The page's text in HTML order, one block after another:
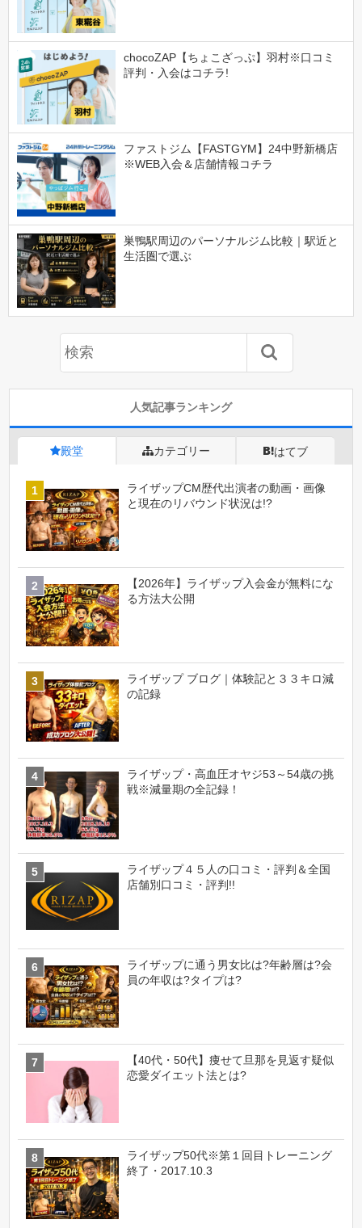
chocoZAP【ちょこざっぷ】羽村※口コミ
評判・入会はコチラ!
ファストジム【FASTGYM】24中野新橋店
※WEB入会＆店舗情報コチラ
巣鴨駅周辺のパーソナルジム比較｜駅近と
生活圏で選ぶ
人気記事ランキング
殿堂 カテゴリー はてブ
ライザップCM歴代出演者の動画・画像
と現在のリバウンド状況は!?
【2026年】ライザップ入会金が無料にな
る方法大公開
ライザップ ブログ｜体験記と３３キロ減
の記録
ライザップ・高血圧オヤジ53～54歳の挑
戦※減量期の全記録！
ライザップ４５人の口コミ・評判＆全国
店舗別口コミ・評判!!
ライザップに通う男女比は?年齢層は?会
員の年収は?タイプは?
【40代・50代】痩せて旦那を見返す疑似
恋愛ダイエット法とは?
ライザップ50代※第１回目トレーニング
終了・2017.10.3